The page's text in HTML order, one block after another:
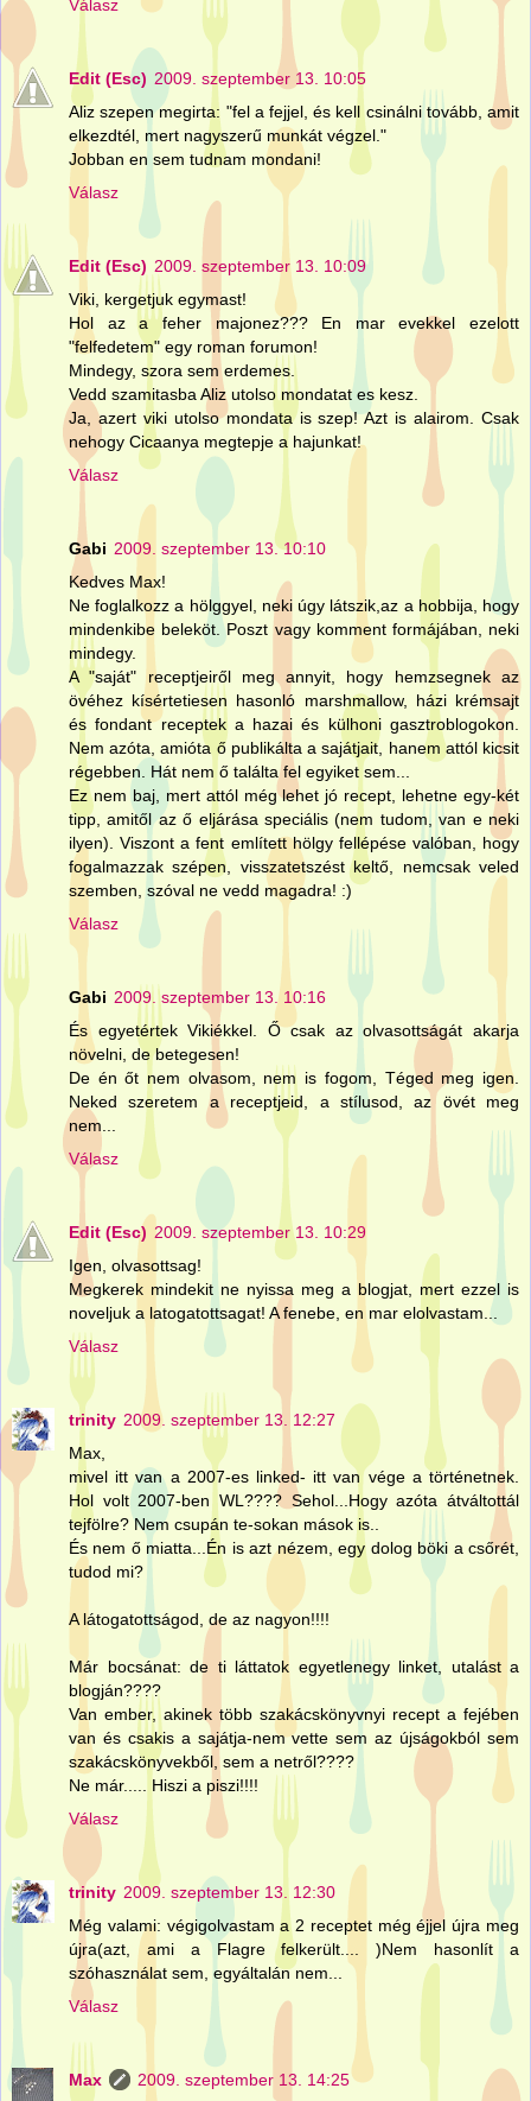
Válasz
Edit (Esc) 2009. szeptember 13. 10:05
Aliz szepen megirta: "fel a fejjel, és kell csinálni tovább, amit
elkezdtél, mert nagyszerű munkát végzel."
Jobban en sem tudnam mondani!
Válasz
Edit (Esc) 2009. szeptember 13. 10:09
Viki, kergetjuk egymast!
Hol az a feher majonez??? En mar evekkel ezelott
"felfedetem" egy roman forumon!
Mindegy, szora sem erdemes.
Vedd szamitasba Aliz utolso mondatat es kesz.
Ja, azert viki utolso mondata is szep! Azt is alairom. Csak
nehogy Cicaanya megtepje a hajunkat!
Válasz
Gabi 2009. szeptember 13. 10:10
Kedves Max!
Ne foglalkozz a hölggyel, neki úgy látszik,az a hobbija, hogy
mindenkibe beleköt. Poszt vagy komment formájában, neki
mindegy.
A "saját" receptjeiről meg annyit, hogy hemzsegnek az
övéhez kísértetiesen hasonló marshmallow, házi krémsajt
és fondant receptek a hazai és külhoni gasztroblogokon.
Nem azóta, amióta ő publikálta a sajátjait, hanem attól kicsit
régebben. Hát nem ő találta fel egyiket sem...
Ez nem baj, mert attól még lehet jó recept, lehetne egy-két
tipp, amitől az ő eljárása speciális (nem tudom, van e neki
ilyen). Viszont a fent említett hölgy fellépése valóban, hogy
fogalmazzak szépen, visszatetszést keltő, nemcsak veled
szemben, szóval ne vedd magadra! :)
Válasz
Gabi 2009. szeptember 13. 10:16
És egyetértek Vikiékkel. Ő csak az olvasottságát akarja
növelni, de betegesen!
De én őt nem olvasom, nem is fogom, Téged meg igen.
Neked szeretem a receptjeid, a stílusod, az övét meg
nem...
Válasz
Edit (Esc) 2009. szeptember 13. 10:29
Igen, olvasottsag!
Megkerek mindekit ne nyissa meg a blogjat, mert ezzel is
noveljuk a latogatottsagat! A fenebe, en mar elolvastam...
Válasz
trinity 2009. szeptember 13. 12:27
Max,
mivel itt van a 2007-es linked- itt van vége a történetnek.
Hol volt 2007-ben WL???? Sehol...Hogy azóta átváltottál
tejfölre? Nem csupán te-sokan mások is..
És nem ő miatta...Én is azt nézem, egy dolog böki a csőrét,
tudod mi?
A látogatottságod, de az nagyon!!!!
Már bocsánat: de ti láttatok egyetlenegy linket, utalást a
blogján????
Van ember, akinek több szakácskönyvnyi recept a fejében
van és csakis a sajátja-nem vette sem az újságokból sem
szakácskönyvekből, sem a netről????
Ne már..... Hiszi a piszi!!!!
Válasz
trinity 2009. szeptember 13. 12:30
Még valami: végigolvastam a 2 receptet még éjjel újra meg
újra(azt, ami a Flagre felkerült.... )Nem hasonlít a
szóhasználat sem, egyáltalán nem...
Válasz
Max 2009. szeptember 13. 14:25